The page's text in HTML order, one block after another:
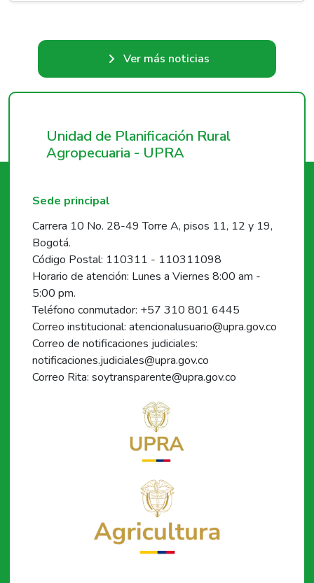
Ver más noticias
Unidad de Planificación Rural
Agropecuaria - UPRA
Sede principal
Carrera 10 No. 28-49 Torre A, pisos 11, 12 y 19,
Bogotá.
Código Postal: 110311 - 110311098
Horario de atención: Lunes a Viernes 8:00 am -
5:00 pm.
Teléfono conmutador: +57 310 801 6445
Correo institucional: atencionalusuario@upra.gov.co
Correo de notificaciones judiciales:
notificaciones.judiciales@upra.gov.co
Correo Rita: soytransparente@upra.gov.co